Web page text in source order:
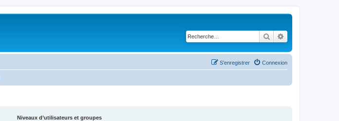
Rechercher
Connexion
S’enregistrer
Niveaux d’utilisateurs et groupes